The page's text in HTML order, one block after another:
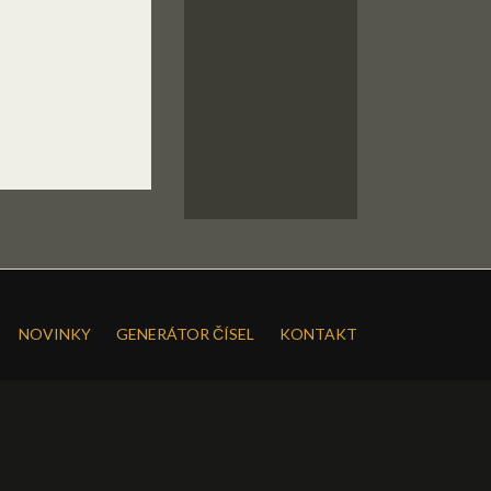
NOVINKY GENERÁTOR ČÍSEL
KONTAKT